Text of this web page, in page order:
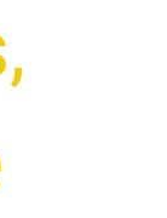
,